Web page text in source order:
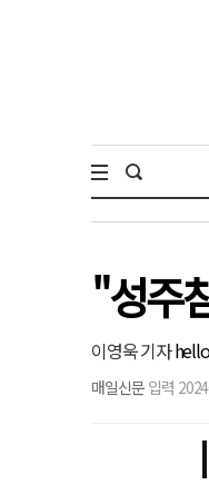
"성주
이영욱 기자
매일신문 입력